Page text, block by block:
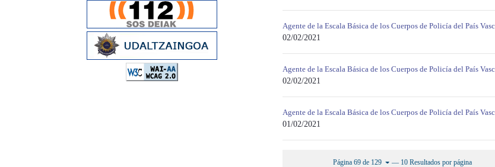
Agente de la Escala Básica de los Cuerpos de Policía del País
02/02/2021
Agente de la Escala Básica de los Cuerpos de Policía del País
02/02/2021
Agente de la Escala Básica de los Cuerpos de Policía del País
01/02/2021
Página 69 de 129 — 10 Resultados por página